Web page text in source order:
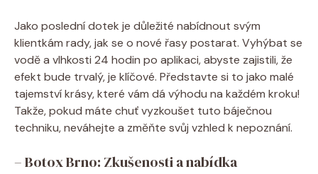
Jako poslední dotek je důležité nabídnout svým
klientkám rady, jak se o nové řasy postarat. Vyhýbat se
vodě a vlhkosti 24 hodin po aplikaci, abyste zajistili, že
efekt bude trvalý, je klíčové. Představte si to jako malé
tajemství krásy, které vám dá výhodu na každém kroku!
Takže, pokud máte chuť vyzkoušet tuto báječnou
techniku, neváhejte a změňte svůj vzhled k nepoznání.
– Botox Brno: Zkušenosti a nabídka